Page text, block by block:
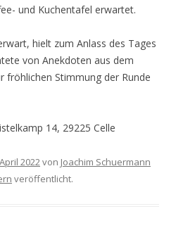
und Kuchentafel erwartet.
hielt zum Anlass des Tages
von Anekdoten aus dem
fröhlichen Stimmung der Runde
14, 29225 Celle
2022 von Joachim Schuermann
veröffentlicht.